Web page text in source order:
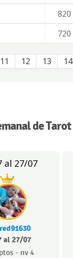
820
720
11 12 13 14
de Tarot
al 27/07
al 27/07
- nv 4